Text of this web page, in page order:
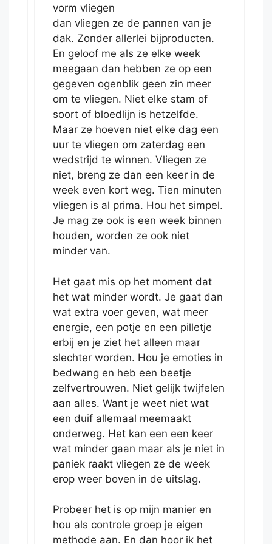
vorm vliegen
dan vliegen ze de pannen van je
dak. Zonder allerlei bijproducten.
En geloof me als ze elke week
meegaan dan hebben ze op een
gegeven ogenblik geen zin meer
om te vliegen. Niet elke stam of
soort of bloedlijn is hetzelfde.
Maar ze hoeven niet elke dag een
uur te vliegen om zaterdag een
wedstrijd te winnen. Vliegen ze
niet, breng ze dan een keer in de
week even kort weg. Tien minuten
vliegen is al prima. Hou het simpel.
Je mag ze ook is een week binnen
houden, worden ze ook niet
minder van.
Het gaat mis op het moment dat
het wat minder wordt. Je gaat dan
wat extra voer geven, wat meer
energie, een potje en een pilletje
erbij en je ziet het alleen maar
slechter worden. Hou je emoties in
bedwang en heb een beetje
zelfvertrouwen. Niet gelijk twijfelen
aan alles. Want je weet niet wat
een duif allemaal meemaakt
onderweg. Het kan een een keer
wat minder gaan maar als je niet in
paniek raakt vliegen ze de week
erop weer boven in de uitslag.
Probeer het is op mijn manier en
hou als controle groep je eigen
methode aan. En dan hoor ik het